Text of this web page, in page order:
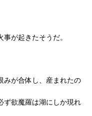
が起きたそうだ。
みが合体し、産まれたの
ず欲魔羅は湖にしか現れ